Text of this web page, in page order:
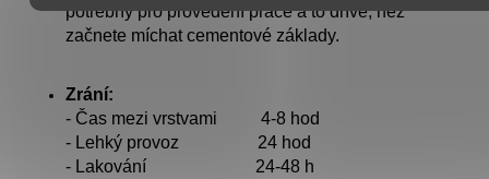
potřebný pro provedení práce a to dříve, než
začnete míchat cementové základy.
Zrání:
- Čas mezi vrstvami 4-8 hod
- Lehký provoz 24 hod
- Lakování 24-48 h